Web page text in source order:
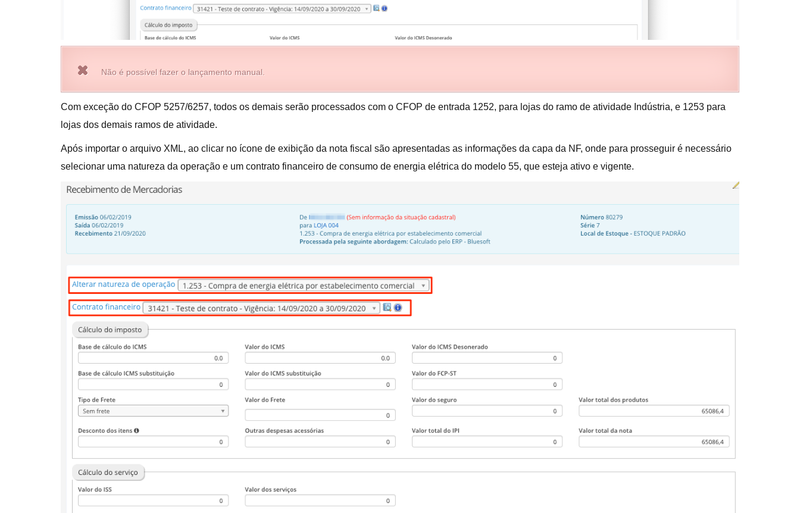
Não é possível fazer o lançamento manual.
Com exceção do CFOP 5257/6257, todos os demais serão processados com o CFOP de entrada 1252, para lojas do ramo de atividade Indústria, e 1253 para
lojas dos demais ramos de atividade.
Após importar o arquivo XML, ao clicar no ícone de exibição da nota fiscal são apresentadas as informações da capa da NF, onde para prosseguir é necessário
selecionar uma natureza da operação e um contrato financeiro de consumo de energia elétrica do modelo 55, que esteja ativo e vigente.